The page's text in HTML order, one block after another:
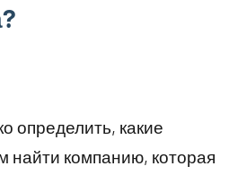
определить, какие
найти компанию, которая